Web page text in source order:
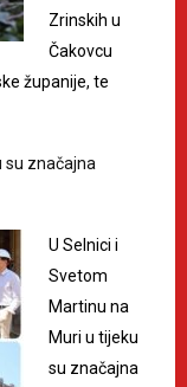
Zrinskih u
Čakovcu
županije, te
su značajna
U Selnici i
Svetom
Martinu na
Muri u tijeku
su značajna